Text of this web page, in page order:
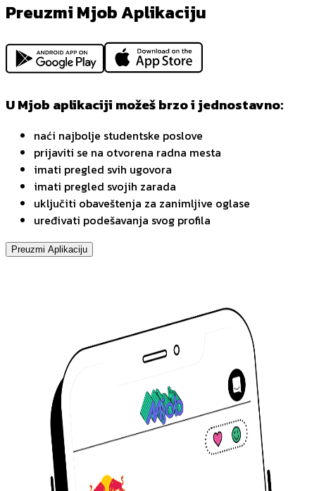
Preuzmi Mjob Aplikaciju
U Mjob aplikaciji možeš brzo i jednostavno:
naći najbolje studentske poslove
prijaviti se na otvorena radna mesta
imati pregled svih ugovora
imati pregled svojih zarada
uključiti obaveštenja za zanimljive oglase
uređivati podešavanja svog profila
Preuzmi Aplikaciju